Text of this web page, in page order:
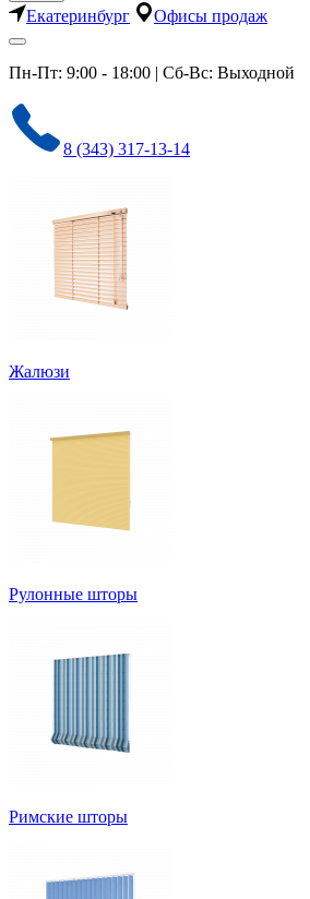
Екатеринбург Офисы продаж
Пн-Пт: 9:00 - 18:00 | Сб-Вс: Выходной
8 (343) 317-13-14
Жалюзи
Рулонные шторы
Римские шторы